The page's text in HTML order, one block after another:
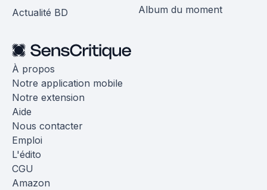
Actualité BD
Album du moment
À propos
Notre application mobile
Notre extension
Aide
Nous contacter
Emploi
L'édito
CGU
Amazon